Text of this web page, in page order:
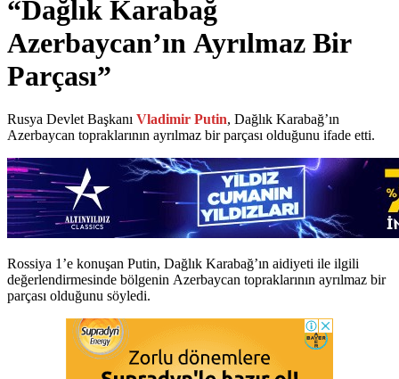
“Dağlık Karabağ
Azerbaycan’ın Ayrılmaz Bir
Parçası”
Rusya Devlet Başkanı Vladimir Putin, Dağlık Karabağ’ın
Azerbaycan topraklarının ayrılmaz bir parçası olduğunu ifade etti.
Rossiya 1’e konuşan Putin, Dağlık Karabağ’ın aidiyeti ile ilgili
değerlendirmesinde bölgenin Azerbaycan topraklarının ayrılmaz bir
parçası olduğunu söyledi.